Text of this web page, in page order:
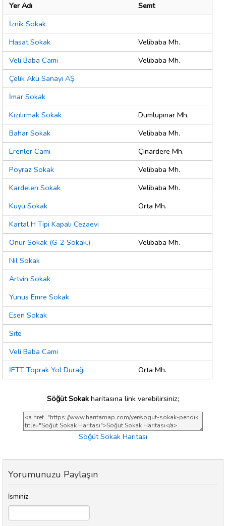
Yer Adı
Semt
İznik Sokak
Hasat Sokak
Velibaba Mh.
Veli Baba Cami
Velibaba Mh.
Çelik Akü Sanayi AŞ
İmar Sokak
Kızılırmak Sokak
Dumlupınar Mh.
Bahar Sokak
Velibaba Mh.
Erenler Cami
Çınardere Mh.
Poyraz Sokak
Velibaba Mh.
Kardelen Sokak
Velibaba Mh.
Kuyu Sokak
Orta Mh.
Kartal H Tipi Kapalı Cezaevi
Onur Sokak (G-2 Sokak.)
Velibaba Mh.
Nil Sokak
Artvin Sokak
Yunus Emre Sokak
Esen Sokak
Site
Veli Baba Cami
İETT Toprak Yol Durağı
Orta Mh.
Söğüt Sokak haritasına link verebilirsiniz;
Söğüt Sokak Haritası
Yorumunuzu Paylaşın
İsminiz